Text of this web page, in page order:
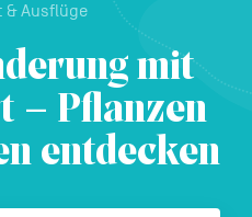
& Ausflüge
mit
– Pflanzen
entdecken